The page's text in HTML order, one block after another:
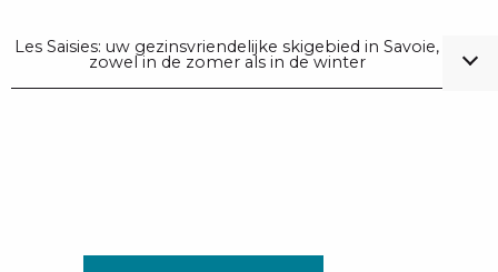
Les Saisies: uw gezinsvriendelijke skigebied in Savoie,
zowel in de zomer als in de winter